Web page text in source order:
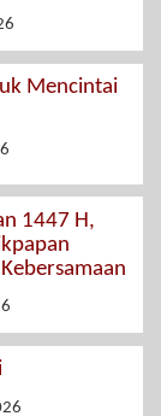
Mencintai
1447 H,